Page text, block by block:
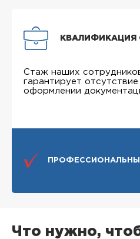
КВАЛИФИКАЦИЯ
Стаж наших
гарантирует
оформлении
Что нужно,